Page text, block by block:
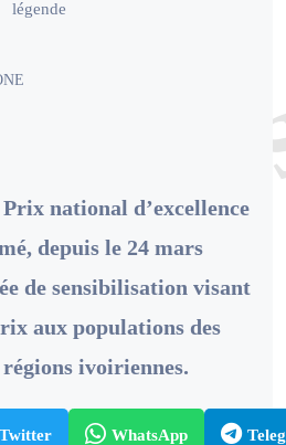
légende
national d’excellence
depuis le 24 mars
de sensibilisation visant
aux populations des
ivoiriennes.
Twitter WhatsApp